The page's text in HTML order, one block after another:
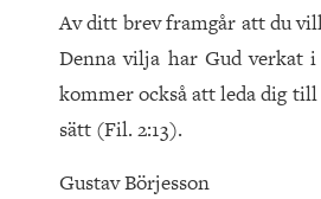
Av ditt brev framgår att du
Denna vilja har Gud verkat i
kommer också att leda dig
sätt (Fil. 2:13).
Gustav Börjesson